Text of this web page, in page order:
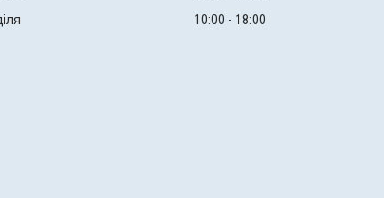
10:00 18:00